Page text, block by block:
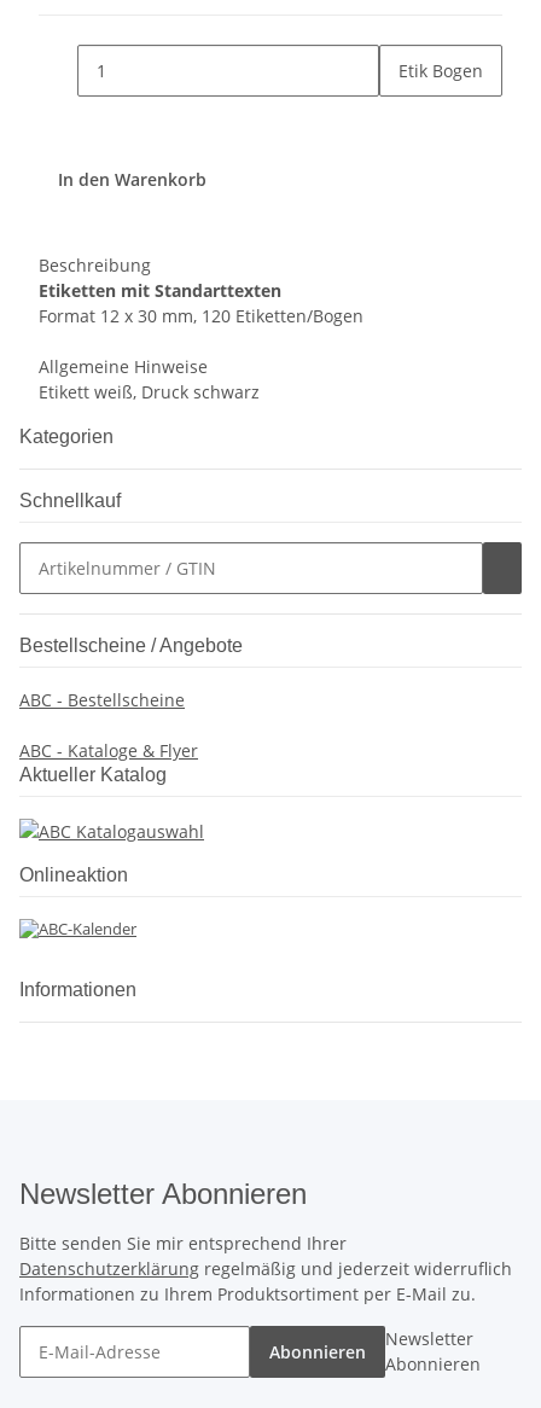
Etik Bogen
In den Warenkorb
Beschreibung
Etiketten mit Standarttexten
Format 12 x 30 mm, 120 Etiketten/Bogen
Allgemeine Hinweise
Etikett weiß, Druck schwarz
Kategorien
Schnellkauf
Bestellscheine / Angebote
ABC - Bestellscheine
ABC - Kataloge & Flyer
Aktueller Katalog
Onlineaktion
Informationen
Newsletter Abonnieren
Bitte senden Sie mir entsprechend Ihrer
Datenschutzerklärung regelmäßig und jederzeit widerruflich
Informationen zu Ihrem Produktsortiment per E-Mail zu.
Abonnieren
Newsletter
Abonnieren